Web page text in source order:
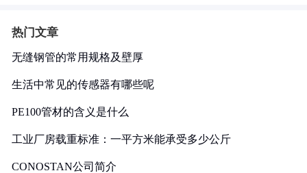
热门文章
无缝钢管的常用规格及壁厚
生活中常见的传感器有哪些呢
PE100管材的含义是什么
工业厂房载重标准：一平方米能承受多少公斤
CONOSTAN公司简介